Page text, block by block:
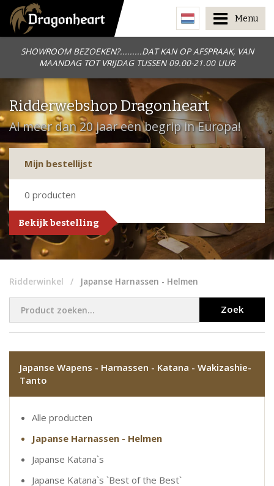
SHOWROOM BEZOEKEN?.........DAT KAN OP AFSPRAAK, VAN
MAANDAG TOT VRIJDAG TUSSEN 09.00-21.00 UUR
Menu
Ridderwebshop Dragonheart
Al meer dan 20 jaar een begrip in Europa!
Mijn bestellijst
0 producten
Bekijk bestelling
Ridderwinkel Japanse Harnassen - Helmen
Zoek
Japanse Wapens - Harnassen - Katana - Wakizashie-
Tanto
Alle producten
Japanse Harnassen - Helmen
Japanse Katana`s
Japanse Katana`s `Best of the Best`